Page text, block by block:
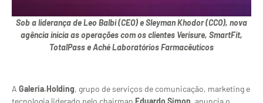
Sob a liderança de Leo Balbi (CEO) e Sleyman Khodor (CCO), nova
agência inicia as operações com os clientes Verisure, SmartFit,
TotalPass e Aché Laboratórios Farmacêuticos
A Galeria.Holding, grupo de serviços de comunicação, marketing e
tecnologia liderado pelo chairman Eduardo Simon, anuncia o